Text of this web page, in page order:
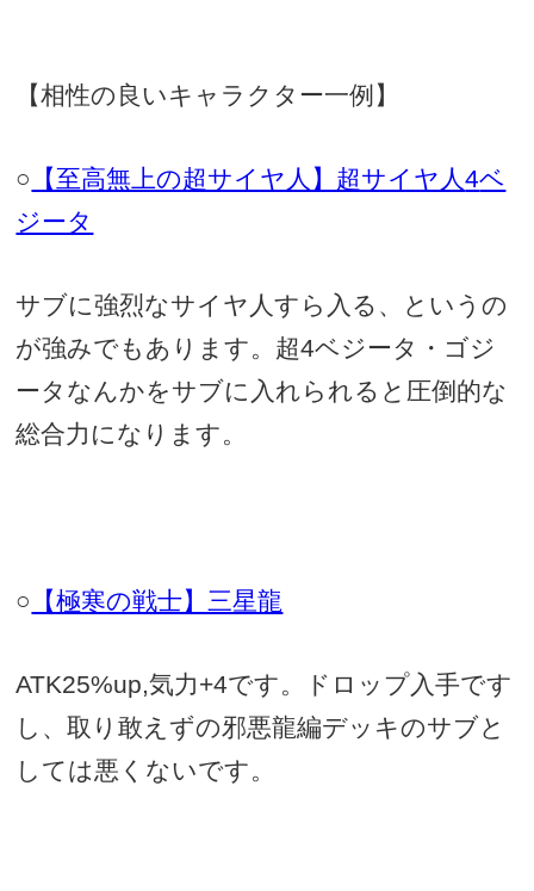
【相性の良いキャラクター一例】
○ 【至高無上の超サイヤ人】超サイヤ人4ベ
ジータ
サブに強烈なサイヤ人すら入る、というの
が強みでもあります。超4ベジータ・ゴジ
ータ なんかをサブに入れられると圧倒的な
総合力になります。
○ 【極寒の戦士】三星龍
ATK25%up,気力+4です。ドロップ入手です
し、取り敢えずの邪悪龍編デッキのサブと
しては悪くないです。